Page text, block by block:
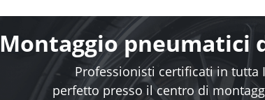
Montaggio
Professionisti certificati in tutta
perfetto presso il centro di